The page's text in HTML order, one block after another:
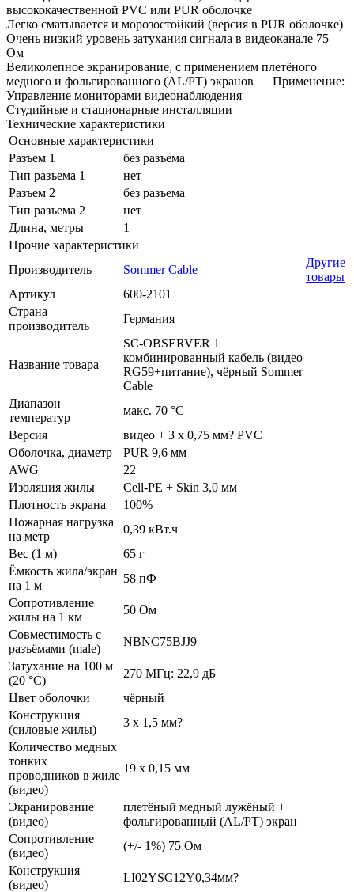
высококачественной PVC или PUR оболочке
Легко сматывается и морозостойкий (версия в PUR оболочке)
Очень низкий уровень затухания сигнала в видеоканале 75
Ом
Великолепное экранирование, с применением плетёного
медного и фольгированного (AL/PT) экранов Применение:
Управление мониторами видеонаблюдения
Студийные и стационарные инсталляции
Технические характеристики
Основные характеристики
Разъем 1
без разъема
Тип разъема 1
нет
Разъем 2
без разъема
Тип разъема 2
нет
Длина, метры
1
Прочие характеристики
Производитель
Sommer Cable
Другие
товары
Артикул
600-2101
Страна
производитель
Германия
Название товара
SC-OBSERVER 1
комбинированный кабель (видео
RG59+питание), чёрный Sommer
Cable
Диапазон
температур
макс. 70 °C
Версия
видео + 3 x 0,75 мм? PVC
Оболочка, диаметр
PUR 9,6 мм
AWG
22
Изоляция жилы
Cell-PE + Skin 3,0 мм
Плотность экрана
100%
Пожарная нагрузка
на метр
0,39 кВт.ч
Вес (1 м)
65 г
Ёмкость жила/экран
на 1 м
58 пФ
Сопротивление
жилы на 1 км
50 Ом
Совместимость с
разъёмами (male)
NBNC75BJJ9
Затухание на 100 м
(20 °C)
270 МГц: 22,9 дБ
Цвет оболочки
чёрный
Конструкция
(силовые жилы)
3 x 1,5 мм?
Количество медных
тонких
проводников в жиле
(видео)
19 x 0,15 мм
Экранирование
(видео)
плетёный медный лужёный +
фольгированный (AL/PT) экран
Сопротивление
(видео)
(+/- 1%) 75 Ом
Конструкция
(видео)
LI02YSC12Y0,34мм?